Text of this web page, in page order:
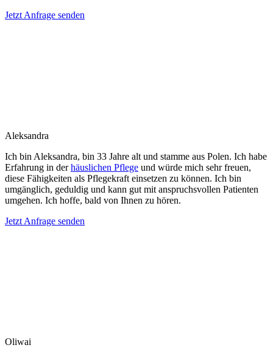
Jetzt Anfrage senden
Aleksandra
Ich bin Aleksandra, bin 33 Jahre alt und stamme aus Polen. Ich habe
Erfahrung in derhäuslichen Pflege und würde mich sehr freuen,
diese Fähigkeiten als Pflegekraft einsetzen zu können. Ich bin
umgänglich, geduldig und kann gut mit anspruchsvollen Patienten
umgehen. Ich hoffe, bald von Ihnen zu hören.
Jetzt Anfrage senden
Oliwai